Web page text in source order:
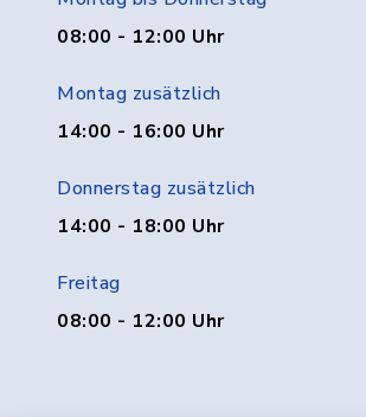
08:00 - 12:00 Uhr
Montag zusätzlich
14:00 - 16:00 Uhr
Donnerstag zusätzlich
14:00 - 18:00 Uhr
Freitag
08:00 - 12:00 Uhr